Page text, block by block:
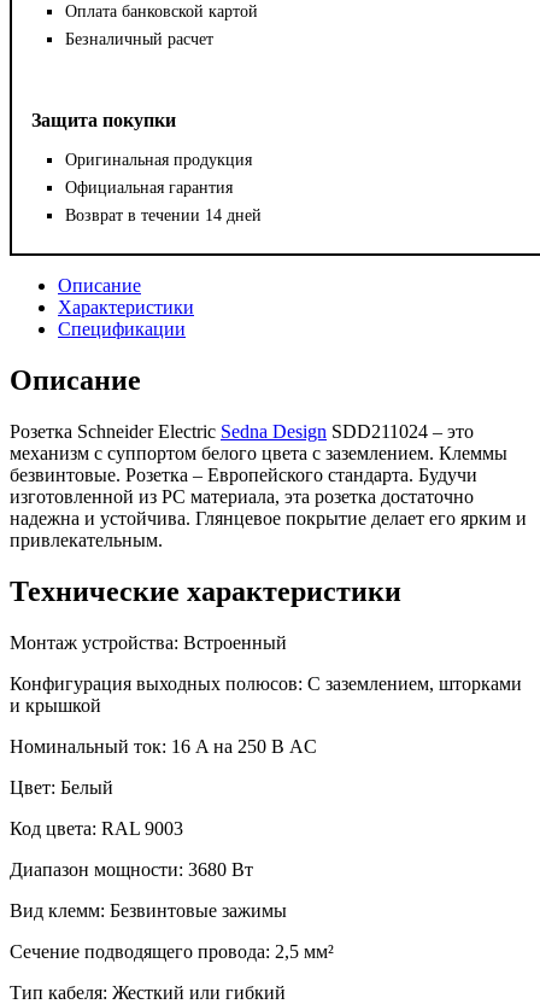
Оплата банковской картой
Безналичный расчет
Защита покупки
Оригинальная продукция
Официальная гарантия
Возврат в течении 14 дней
Описание
Характеристики
Спецификации
Описание
Розетка Schneider Electric Sedna Design SDD211024 – это
механизм с суппортом белого цвета с заземлением. Клеммы
безвинтовые. Розетка – Европейского стандарта. Будучи
изготовленной из PC материала, эта розетка достаточно
надежна и устойчива. Глянцевое покрытие делает его ярким и
привлекательным.
Технические характеристики
Монтаж устройства: Встроенный
Конфигурация выходных полюсов: С заземлением, шторками
и крышкой
Номинальный ток: 16 A на 250 В AC
Цвет: Белый
Код цвета: RAL 9003
Диапазон мощности: 3680 Вт
Вид клемм: Безвинтовые зажимы
Сечение подводящего провода: 2,5 мм²
Тип кабеля: Жесткий или гибкий